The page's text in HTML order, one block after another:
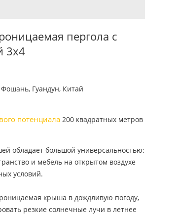
пергола с
3x4
Фошань, Гуандун, Китай
потенциала 200 квадратных метров
обладает большой универсальностью:
и мебель на открытом воздухе
условий.
крыша в дождливую погоду,
резкие солнечные лучи в летнее